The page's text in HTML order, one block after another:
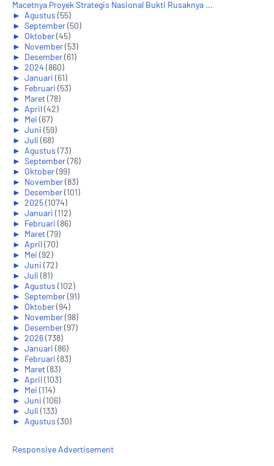
Macetnya Proyek Strategis Nasional Bukti Rusaknya ...
► Agustus (55)
► September(50)
► Oktober(45)
► November(53)
► Desember(61)
► 2024 (860)
► Januari (61)
► Februari (53)
► Maret(78)
► April(42)
► Mei (67)
► Juni (59)
► Juli (68)
► Agustus (73)
► September(76)
► Oktober(99)
► November(83)
► Desember(101)
► 2025(1074)
► Januari (112)
► Februari (86)
► Maret(79)
► April(70)
► Mei (92)
► Juni (72)
► Juli (81)
► Agustus (102)
► September(91)
► Oktober(94)
► November(98)
► Desember(97)
► 2026(738)
► Januari (86)
► Februari (83)
► Maret(83)
► April(103)
► Mei (114)
► Juni (106)
► Juli (133)
► Agustus (30)
Responsive Advertisement